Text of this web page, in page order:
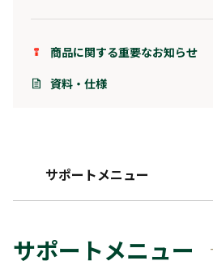
商品に関する重要なお知らせ
資料・仕様
サポートメニュー
サポートメニュー